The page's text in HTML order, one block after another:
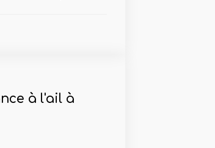
à l'ail à